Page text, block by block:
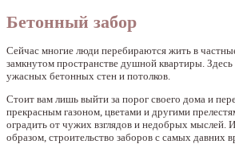
Бетонный забор
Сейчас многие люди перебираются жить в
замкнутом пространстве душной квартиры.
ужасных бетонных стен и потолков.
Стоит вам лишь выйти за порог своего дома и
прекрасным газоном, цветами и другими
оградить от чужих взглядов и недобрых мыслей.
образом, строительство заборов с самых давних